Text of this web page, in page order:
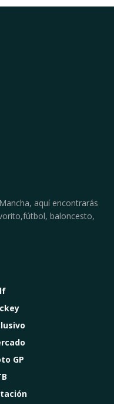
aquí encontrarás
baloncesto,
GP